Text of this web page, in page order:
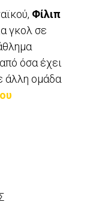
Φίλιπ
γκολ σε
όσα έχει
άλλη ομάδα